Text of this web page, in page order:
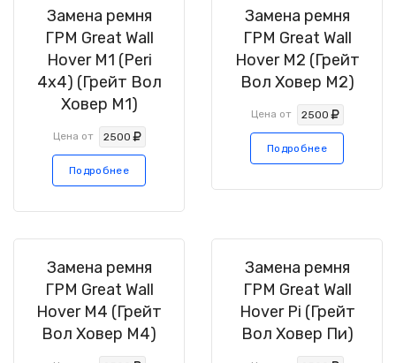
Замена ремня
ГРМ Great Wall
Hover M1 (Peri
4x4) (Грейт Вол
Ховер М1)
Цена от 2500
Подробнее
Замена ремня
ГРМ Great Wall
Hover M2 (Грейт
Вол Ховер М2)
Цена от 2500
Подробнее
Замена ремня
ГРМ Great Wall
Hover M4 (Грейт
Вол Ховер М4)
Замена ремня
ГРМ Great Wall
Hover Pi (Грейт
Вол Ховер Пи)